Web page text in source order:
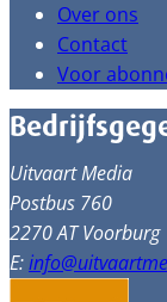
Over ons
Contact
Voor
Uitvaart Media
Postbus 760
2270 AT Voorburg
E: